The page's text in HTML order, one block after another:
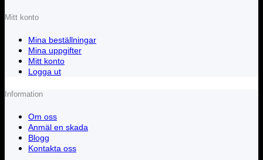
Mitt konto
Mina beställningar
Mina uppgifter
Mitt konto
Logga ut
Information
Om oss
Anmäl en skada
Blogg
Kontakta oss